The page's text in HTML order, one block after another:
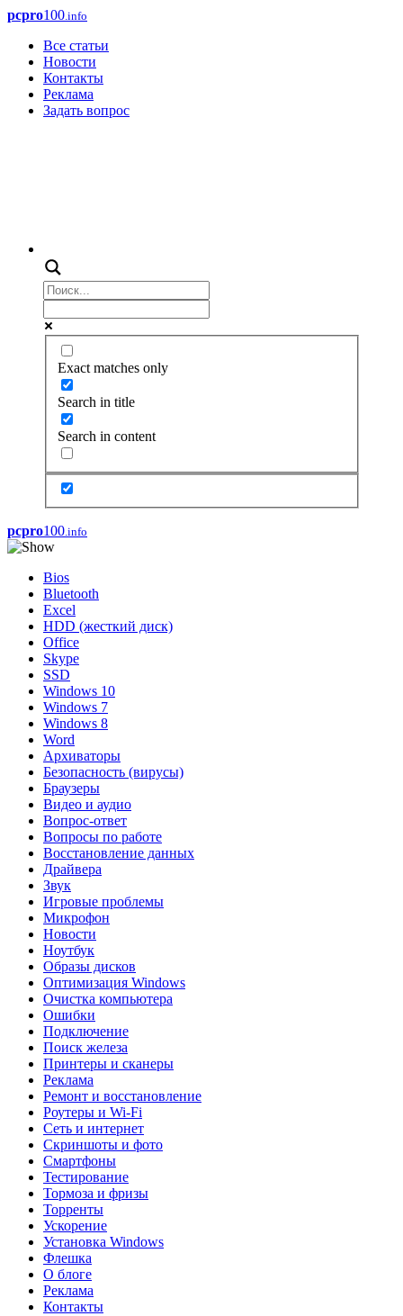
pcpro100.info
Все статьи
Новости
Контакты
Реклама
Задать вопрос
Exact matches only
Search in title
Search in content
pcpro100.info
Bios
Bluetooth
Excel
HDD (жесткий диск)
Office
Skype
SSD
Windows 10
Windows 7
Windows 8
Word
Архиваторы
Безопасность (вирусы)
Браузеры
Видео и аудио
Вопрос-ответ
Вопросы по работе
Восстановление данных
Драйвера
Звук
Игровые проблемы
Микрофон
Новости
Ноутбук
Образы дисков
Оптимизация Windows
Очистка компьютера
Ошибки
Подключение
Поиск железа
Принтеры и сканеры
Реклама
Ремонт и восстановление
Роутеры и Wi-Fi
Сеть и интернет
Скриншоты и фото
Смартфоны
Тестирование
Тормоза и фризы
Торренты
Ускорение
Установка Windows
Флешка
О блоге
Реклама
Контакты